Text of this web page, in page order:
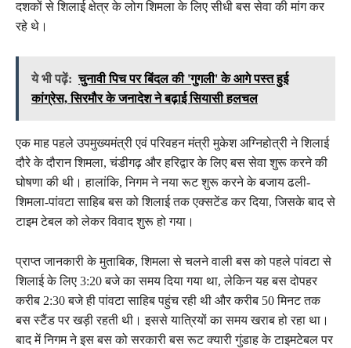
दशकों से शिलाई क्षेत्र के लोग शिमला के लिए सीधी बस सेवा की मांग कर
रहे थे।
ये भी पढ़ें: चुनावी पिच पर बिंदल की 'गुगली' के आगे पस्त हुई
कांग्रेस, सिरमौर के जनादेश ने बढ़ाई सियासी हलचल
एक माह पहले उपमुख्यमंत्री एवं परिवहन मंत्री मुकेश अग्निहोत्री ने शिलाई
दौरे के दौरान शिमला, चंडीगढ़ और हरिद्वार के लिए बस सेवा शुरू करने की
घोषणा की थी। हालांकि, निगम ने नया रूट शुरू करने के बजाय ढली-
शिमला-पांवटा साहिब बस को शिलाई तक एक्सटेंड कर दिया, जिसके बाद से
टाइम टेबल को लेकर विवाद शुरू हो गया।
प्राप्त जानकारी के मुताबिक, शिमला से चलने वाली बस को पहले पांवटा से
शिलाई के लिए 3:20 बजे का समय दिया गया था, लेकिन यह बस दोपहर
करीब 2:30 बजे ही पांवटा साहिब पहुंच रही थी और करीब 50 मिनट तक
बस स्टैंड पर खड़ी रहती थी। इससे यात्रियों का समय खराब हो रहा था।
बाद में निगम ने इस बस को सरकारी बस रूट क्यारी गुंडाह के टाइमटेबल पर